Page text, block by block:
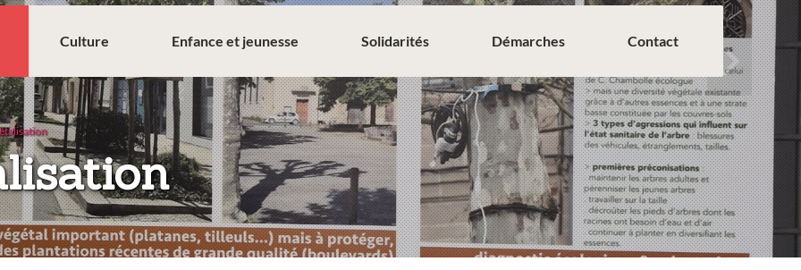
Culture Enfance et jeunesse Solidarités Démarches Contact
: